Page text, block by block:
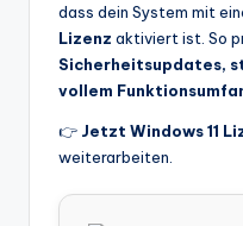
dass dein System mit
Lizenz aktiviert ist. So
Sicherheitsupdates,
vollem
👉 Jetzt Windows 11
weiterarbeiten.